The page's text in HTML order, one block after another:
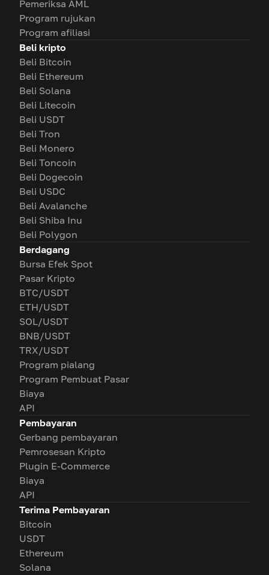
Pemeriksa AML
Program rujukan
Program afiliasi
Beli kripto
Beli Bitcoin
Beli Ethereum
Beli Solana
Beli Litecoin
Beli USDT
Beli Tron
Beli Monero
Beli Toncoin
Beli Dogecoin
Beli USDC
Beli Avalanche
Beli Shiba Inu
Beli Polygon
Berdagang
Bursa Efek Spot
Pasar Kripto
BTC/USDT
ETH/USDT
SOL/USDT
BNB/USDT
TRX/USDT
Program pialang
Program Pembuat Pasar
Biaya
API
Pembayaran
Gerbang pembayaran
Pemrosesan Kripto
Plugin E-Commerce
Biaya
API
Terima Pembayaran
Bitcoin
USDT
Ethereum
Solana